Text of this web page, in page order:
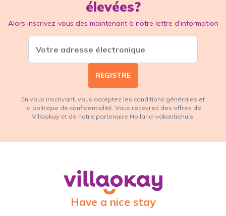
élevées?
Alors inscrivez-vous dès maintenant à notre lettre d'information
REGISTRE
En vous inscrivant, vous acceptez les conditions générales et
la politique de confidentialité. Vous recevrez des offres de
Villaokay et de notre partenaire Holland-vakantiehuis.
Have a nice stay